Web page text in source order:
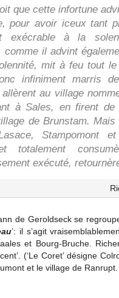
que cette infortune
pour avoir iceux tant
exécrable à la
comme il advint
mit à feu tout
infiniment marris
au village
à Sales, en firent
de Brunstam.
Stampomont
totalement
exécuté,
de Geroldseck se
’: il s’agit
et Bourg-Bruche.
(‘Le Coret’ désigne
et le village de Ranrupt.